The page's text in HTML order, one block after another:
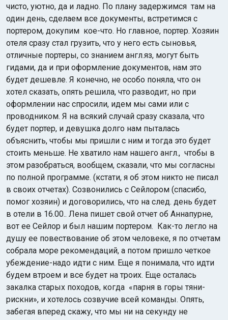
чисто, уютно, да и ладно. По плану задержимся там на
один день, сделаем все документы, встретимся с
портером, докупим кое-что. Но главное, портер. Хозяин
отеля сразу стал грузить, что у него есть сыновья,
отличные портеры, со знанием англ.яз, могут быть
гидами, да и при оформление документов, нам это
будет дешевле. Я конечно, не особо поняла, что он
хотел сказать, опять решила, что разводит, но при
оформлении нас спросили, идем мы сами или с
проводником. Я на всякий случай сразу сказала, что
будет портер, и девушка долго нам пыталась
объяснить, чтобы мы пришли с ним и тогда это будет
стоить меньше. Не хватило нам нашего англ., чтобы в
этом разобраться, вообщем, сказали, что мы согласны
по полной программе. (кстати, я об этом никто не писал
в своих отчетах). Созвонились с Сейлором (спасибо,
помог хозяин) и договорились, что на след. день будет
в отели в 16.00.. Лена пишет свой отчет об Аннапурне,
вот ее Сейлор и был нашим портером. Как-то легло на
душу ее повествование об этом человеке, я по отчетам
собрала море рекомендаций, а потом пришло четкое
убеждение-надо идти с ним. Еще я понимала, что идти
будем втроем и все будет на троих. Еще осталась
закалка старых походов, когда «парня в горы тяни-
рискни», и хотелось созвучие всей команды. Опять,
забегая вперед скажу, что мы ни на секунду не